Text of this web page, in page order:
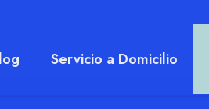
Servicio a Domicilio